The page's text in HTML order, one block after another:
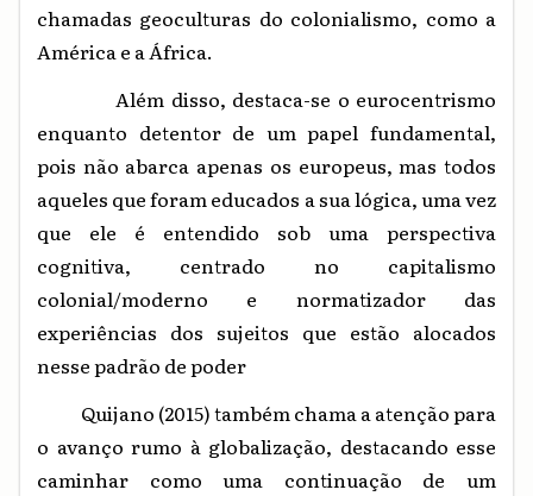
chamadas geoculturas do colonialismo, como a
América e a África.
Além disso, destaca-se o eurocentrismo
enquanto detentor de um papel fundamental,
pois não abarca apenas os europeus, mas todos
aqueles que foram educados a sua lógica, uma vez
que ele é entendido sob uma perspectiva
cognitiva, centrado no capitalismo
colonial/moderno e normatizador das
experiências dos sujeitos que estão alocados
nesse padrão de poder
Quijano (2015) também chama a atenção para
o avanço rumo à globalização, destacando esse
caminhar como uma continuação de um